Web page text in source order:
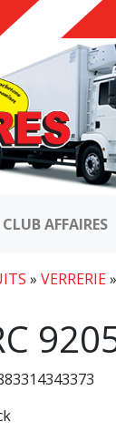
CLUB AFFAIRES
» VERRERIE»